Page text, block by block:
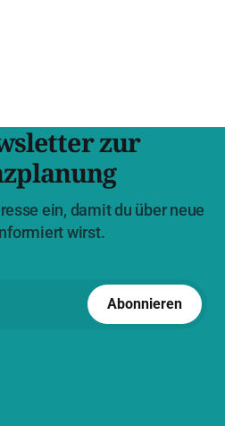
sind, und daher
zur
ein, damit du über neue
wirst.
Abonnieren